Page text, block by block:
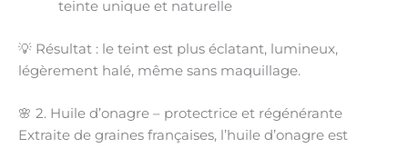
teinte unique et naturelle
💡 Résultat : le teint est plus éclatant, lumineux,
légèrement halé, même sans maquillage.
🌸 2. Huile d’onagre – protectrice et régénérante
Extraite de graines françaises, l’huile d’onagre est